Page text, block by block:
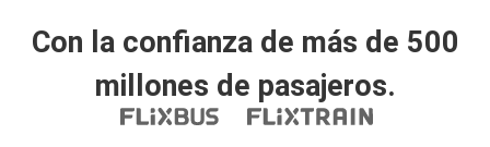
Con la confianza de más de 500
millones de pasajeros.